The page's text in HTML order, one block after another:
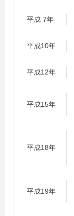
平成 7年
平成10年
平成12年
平成15年
平成18年
平成19年